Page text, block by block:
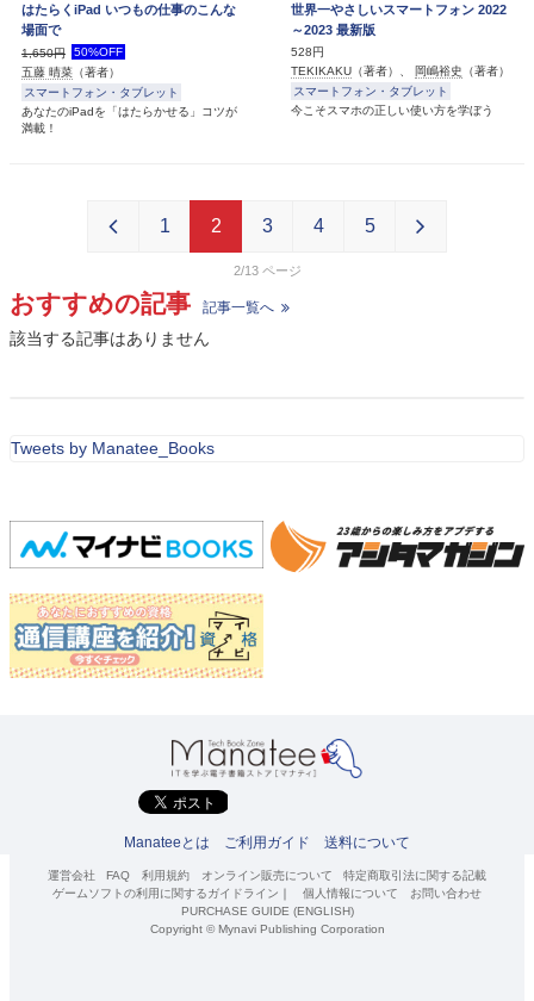
はたらくiPad いつもの仕事のこんな
場面で
1,650円
50%OFF
五藤 晴菜 （著者）
スマートフォン・タブレット
あなたのiPadを「はたらかせる」コツが
満載！
世界一やさしいスマートフォン 2022
～2023 最新版
528円
TEKIKAKU （著者）、 岡嶋裕史 （著者）
スマートフォン・タブレット
今こそスマホの正しい使い方を学ぼう
2/13
1 2 3 4 5
おすすめの記事 記事一覧へ
該当する記事はありません
Tweets by Manatee_Books
Manateeとは ご利用ガイド 送料について
運営会社 FAQ 利用規約 オンライン販売について
特定商取引法に関する記載
ゲームソフトの利用に関するガイドライン
個人情報について
お問い合わせ
PURCHASE GUIDE (ENGLISH)
Copyright © Mynavi Publishing Corporation